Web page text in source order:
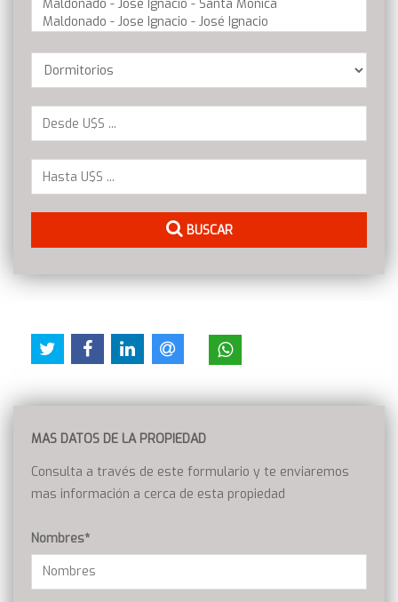
Dormitorios
BUSCAR
MAS DATOS DE LA PROPIEDAD
Consulta a través de este formulario y te enviaremos
mas información a cerca de esta propiedad
Nombres*